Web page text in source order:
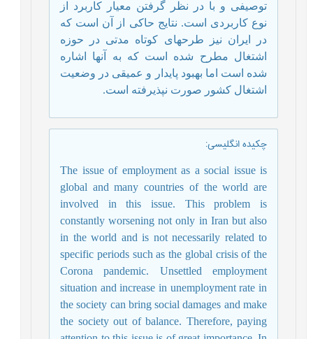
توصیفی و با در نظر گرفتن معیار کاربرد از
نوع کاربردی است.نتایج حاکی از آن است که
در ایران نیز طرح‎های کوتاه ‏مدتی در حوزه
اشتغال مطرح شده است که به آنها اشاره
شده است اما بهبود پایدار و عمیقی در وضعیت
اشتغال کشور صورت نپذیرفته است.
چکیده انگلیسی:
The issue of employment as a social issue is
global and many countries of the world are
involved in this issue.
This problem is
constantly worsening not only in Iran but also
in the world and is not necessarily related to
specific periods such as the global crisis of the
Corona pandemic. Unsettled employment
situation and increase in unemployment rate in
the society can bring social damages and make
the society out of balance. Therefore, paying